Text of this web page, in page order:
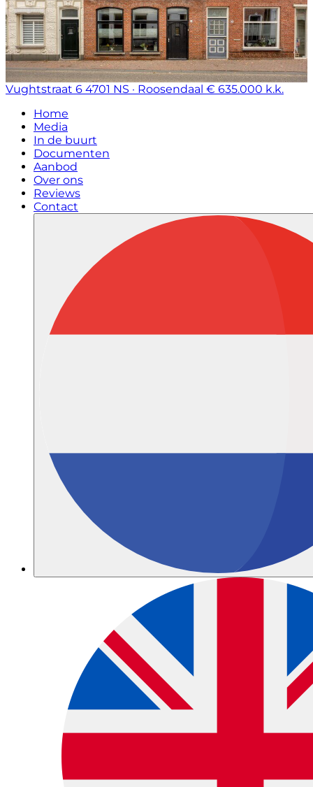
Vughtstraat 6 4701 NS · Roosendaal € 635.000 k.k.
Home
Media
In de buurt
Documenten
Aanbod
Over ons
Reviews
Contact